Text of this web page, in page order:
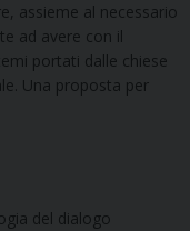
assieme al necessario
ad avere con il
portati dalle chiese
Una proposta per
del dialogo